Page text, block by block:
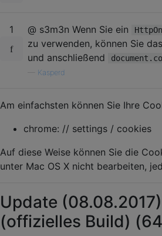
1 @ s3m3n Wenn Sie ein
zu verwenden, können Sie
und anschließend
Kasperd
Am einfachsten können Sie Ihre
chrome: // settings / cookies
Auf diese Weise können Sie die
unter Mac OS X nicht bearbeiten,
Update
(offizielles Build)